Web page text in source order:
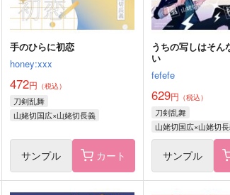
サンプル 作品詳細 サンプル
手のひらに初恋
honey:xxx
472円 （税込）
刀剣乱舞
山姥切国広×山姥切長義
サンプル カート
うちの写しはそん
い
fefefe
629円 （税込）
刀剣乱舞
山姥切国広×山姥切
サンプル